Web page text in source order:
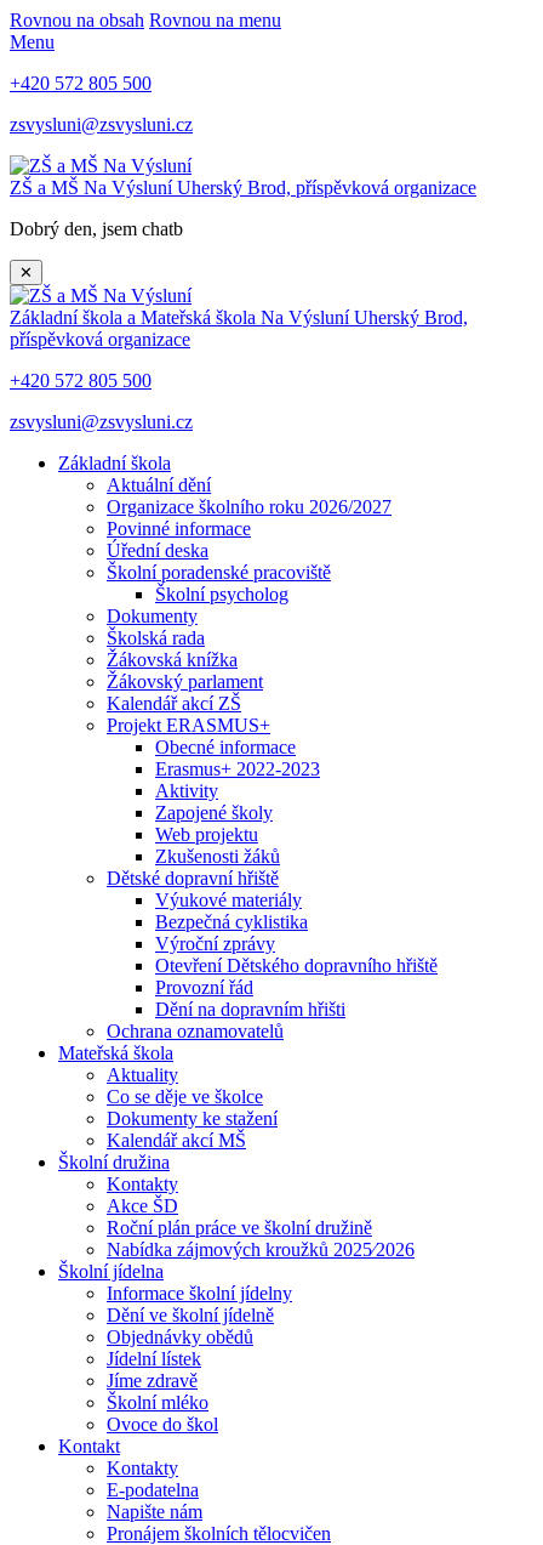
Rovnou na obsah Rovnou na menu
Menu
+420 572 805 500
zsvysluni@zsvysluni.cz
ZŠ a MŠ Na VýsluníUherský Brod, příspěvková organizace
Dobrý den, jsem chatbot a js
✕
Základní škola a Mateřská škola Na VýsluníUherský Brod,
příspěvková organizace
+420 572 805 500
zsvysluni@zsvysluni.cz
Základní škola
Aktuální dění
Organizace školního roku 2026/2027
Povinné informace
Úřední deska
Školní poradenské pracoviště
Školní psycholog
Dokumenty
Školská rada
Žákovská knížka
Žákovský parlament
Kalendář akcí ZŠ
Projekt ERASMUS+
Obecné informace
Erasmus+ 2022-2023
Aktivity
Zapojené školy
Web projektu
Zkušenosti žáků
Dětské dopravní hřiště
Výukové materiály
Bezpečná cyklistika
Výroční zprávy
Otevření Dětského dopravního hřiště
Provozní řád
Dění na dopravním hřišti
Ochrana oznamovatelů
Mateřská škola
Aktuality
Co se děje ve školce
Dokumenty ke stažení
Kalendář akcí MŠ
Školní družina
Kontakty
Akce ŠD
Roční plán práce ve školní družině
Nabídka zájmových kroužků 2025⁄2026
Školní jídelna
Informace školní jídelny
Dění ve školní jídelně
Objednávky obědů
Jídelní lístek
Jíme zdravě
Školní mléko
Ovoce do škol
Kontakt
Kontakty
E-podatelna
Napište nám
Pronájem školních tělocvičen